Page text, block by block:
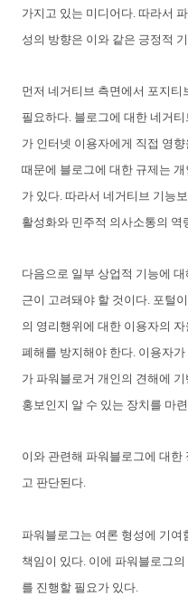
가지고 있는 미디어다. 따라서
성의 방향은 이와 같은 긍정적
먼저 네거티브 측면에서 포지
필요하다. 블로그에 대한 네 거
가 인터넷 이용자에게 직접 영
때문에 블로그에 대한 규제는
가 있다. 따라서 네거티브 기능
활성화와 민주적 의사소통의
다음으로 일부 상업적 기능에
근이 고려돼야 할 것이다. 포털
의 영리행위에 대한 이용자의
폐해를 방지해야 한다. 이용자
가 파워블로거 개인의 견해에
홍보인지 알 수 있는 장치를 마
이와 관련해 파워블로그에 대
고 판단된다.
파워블로그는 여론 형성에 기여
책임이 있다. 이에 파워블로그의
를 진행할 필요가 있다.